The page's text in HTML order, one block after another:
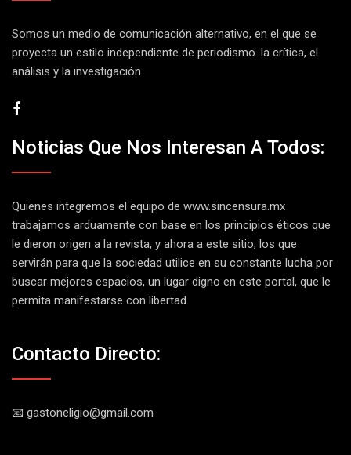
Somos un medio de comunicación alternativo, en el que se
proyecta un estilo independiente de periodismo. la crítica, el
análisis y la investigación
Noticias Que Nos Interesan A Todos:
Quienes integremos el equipo de www.sincensura.mx
trabajamos arduamente con base en los principios éticos que
le dieron origen a la revista, y ahora a este sitio, los que
servirán para que la sociedad utilice en su constante lucha por
buscar mejores espacios, un lugar digno en este portal, que le
permita manifestarse con libertad.
Contacto Directo:
📧 gastoneligio@gmail.com